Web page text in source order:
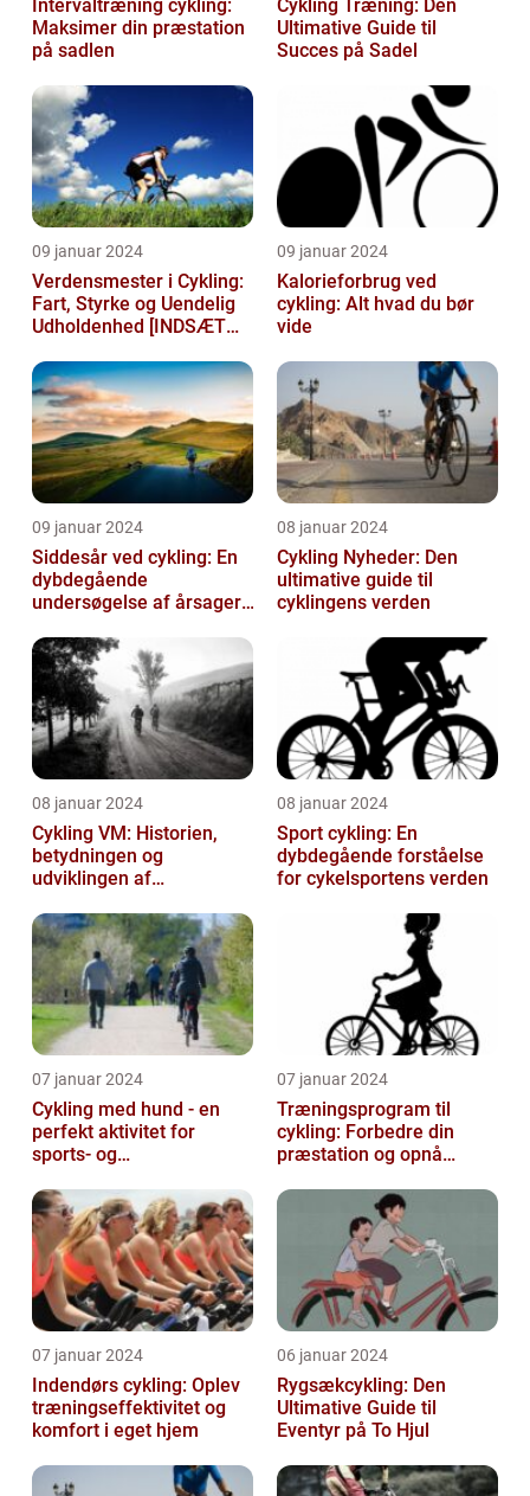
Intervaltræning cykling:
Maksimer din præstation
på sadlen
Cykling Træning: Den
Ultimative Guide til
Succes på Sadel
09 januar 2024
Verdensmester i Cykling:
Fart, Styrke og Uendelig
Udholdenhed [INDSÆT
09 januar 2024
Kalorieforbrug ved
cykling: Alt hvad du bør
vide
09 januar 2024
Siddesår ved cykling: En
dybdegående
undersøgelse af årsager,
behandling
08 januar 2024
Cykling Nyheder: Den
ultimative guide til
cyklingens verden
08 januar 2024
Cykling VM: Historien,
betydningen og
udviklingen af
08 januar 2024
Sport cykling: En
dybdegående forståelse
for cykelsportens verden
07 januar 2024
Cykling med hund - en
perfekt aktivitet for
sports- og
07 januar 2024
Træningsprogram til
cykling: Forbedre din
præstation og opnå
07 januar 2024
Indendørs cykling: Oplev
træningseffektivitet og
komfort i eget hjem
06 januar 2024
Rygsækcykling: Den
Ultimative Guide til
Eventyr på To Hjul